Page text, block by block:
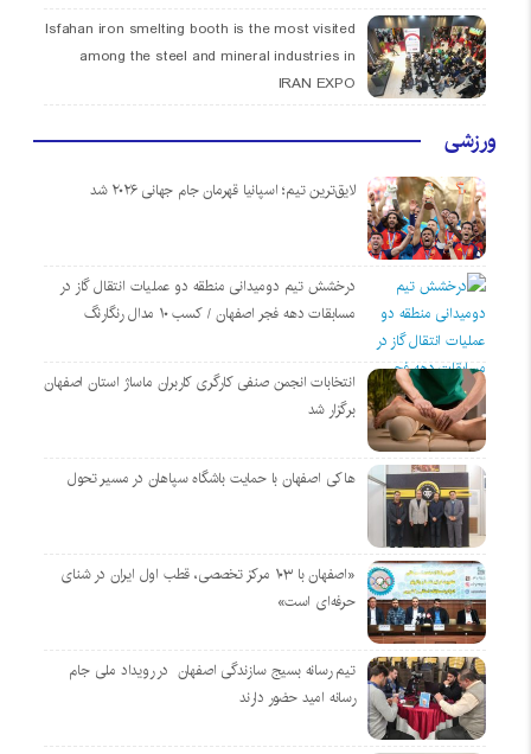
Isfahan iron smelting booth is the most visited
among the steel and mineral industries in
IRAN EXPO
ورزشی
لایق‌ترین تیم؛ اسپانیا قهرمان جام جهانی ۲۰۲۶ شد
درخشش تیم دومیدانی منطقه دو عملیات انتقال گاز در
مسابقات دهه فجر اصفهان / کسب ۱۰ مدال رنگارنگ
انتخابات انجمن صنفی کارگری کاربران ماساژ استان اصفهان
برگزار شد
هاکی اصفهان با حمایت باشگاه سپاهان در مسیر تحول
«اصفهان با ۱۰۳ مرکز تخصصی، قطب اول ایران در شنای
حرفه‌ای است»
تیم رسانه بسیج سازندگی اصفهان در رویداد ملی جام
رسانه امید حضور دارند